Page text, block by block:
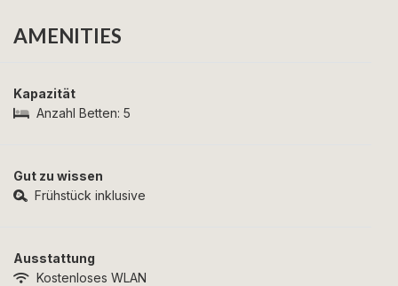
AMENITIES
Kapazität
Anzahl Betten: 5
Gut zu wissen
Frühstück inklusive
Ausstattung
Kostenloses WLAN